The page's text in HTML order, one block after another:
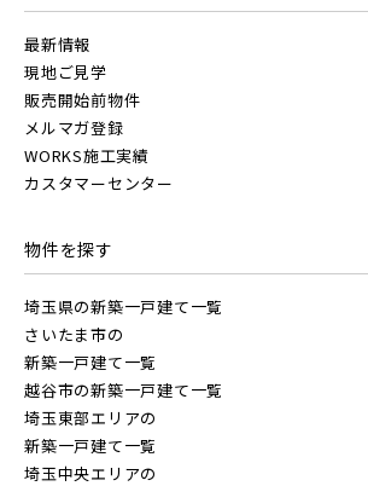
最新情報
現地ご見学
販売開始前物件
メルマガ登録
WORKS施工実績
カスタマーセンター
物件を探す
埼玉県の新築一戸建て一覧
さいたま市の
新築一戸建て一覧
越谷市の新築一戸建て一覧
埼玉東部エリアの
新築一戸建て一覧
埼玉中央エリアの